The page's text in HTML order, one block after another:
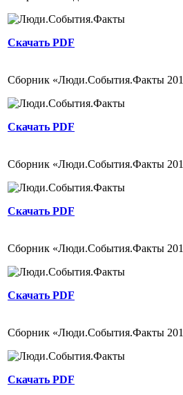
Скачать PDF
Сборник «Люди.События.Факты
Скачать PDF
Сборник «Люди.События.Факты
Скачать PDF
Сборник «Люди.События.Факты
Скачать PDF
Сборник «Люди.События.Факты
Скачать PDF